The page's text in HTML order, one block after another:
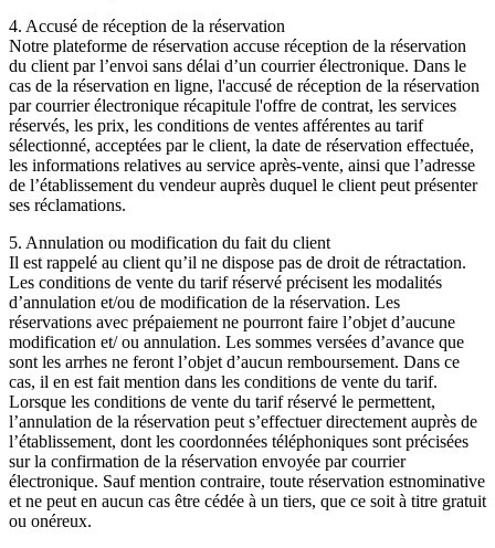
4. Accusé de réception de la réservation
Notre plateforme de réservation accuse réception de la réservation
du client par l’envoi sans délai d’un courrier électronique. Dans le
cas de la réservation en ligne, l'accusé de réception de la réservation
par courrier électronique récapitule l'offre de contrat, les services
réservés, les prix, les conditions de ventes afférentes au tarif
sélectionné, acceptées par le client, la date de réservation effectuée,
les informations relatives au service après-vente, ainsi que l’adresse
de l’établissement du vendeur auprès duquel le client peut présenter
ses réclamations.
5. Annulation ou modification du fait du client
Il est rappelé au client qu’il ne dispose pas de droit de rétractation.
Les conditions de vente du tarif réservé précisent les modalités
d’annulation et/ou de modification de la réservation. Les
réservations avec prépaiement ne pourront faire l’objet d’aucune
modification et/ ou annulation. Les sommes versées d’avance que
sont les arrhes ne feront l’objet d’aucun remboursement. Dans ce
cas, il en est fait mention dans les conditions de vente du tarif.
Lorsque les conditions de vente du tarif réservé le permettent,
l’annulation de la réservation peut s’effectuer directement auprès de
l’établissement, dont les coordonnées téléphoniques sont précisées
sur la confirmation de la réservation envoyée par courrier
électronique. Sauf mention contraire, toute réservation estnominative
et ne peut en aucun cas être cédée à un tiers, que ce soit à titre gratuit
ou onéreux.